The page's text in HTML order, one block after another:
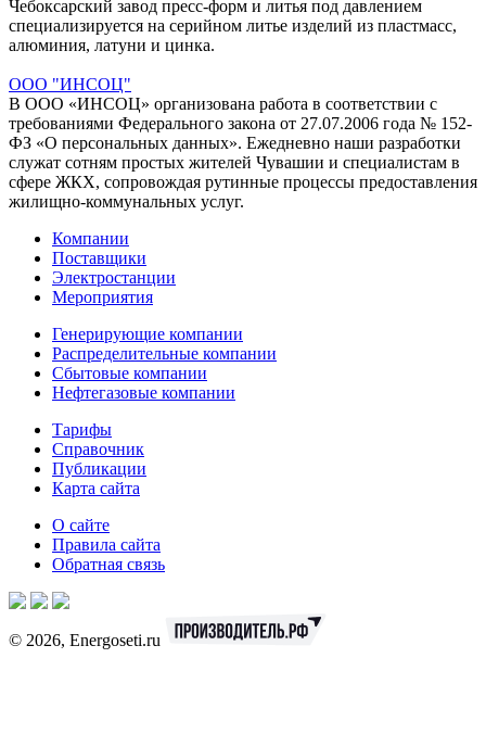
Чебоксарский завод пресс-форм и литья под давлением
специализируется на серийном литье изделий из пластмасс,
алюминия, латуни и цинка.
ООО "ИНСОЦ"
В ООО «ИНСОЦ» организована работа в соответствии с
требованиями Федерального закона от 27.07.2006 года № 152-
ФЗ «О персональных данных». Ежедневно наши разработки
служат сотням простых жителей Чувашии и специалистам в
сфере ЖКХ, сопровождая рутинные процессы предоставления
жилищно-коммунальных услуг.
Компании
Поставщики
Электростанции
Мероприятия
Генерирующие компании
Распределительные компании
Сбытовые компании
Нефтегазовые компании
Тарифы
Справочник
Публикации
Карта сайта
О сайте
Правила сайта
Обратная связь
© 2026, Energoseti.ru